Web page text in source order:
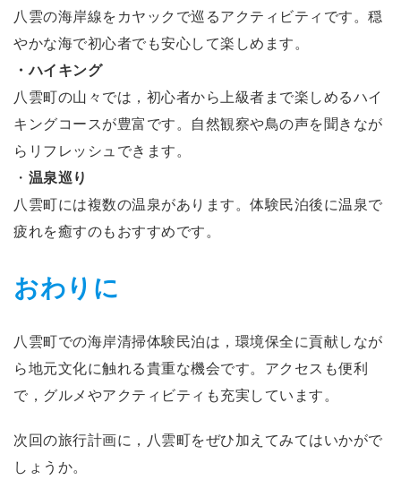
八雲の海岸線をカヤックで巡るアクティビティです。穏
やかな海で初心者でも安心して楽しめます。
・ハイキング
八雲町の山々では，初心者から上級者まで楽しめるハイ
キングコースが豊富です。自然観察や鳥の声を聞きなが
らリフレッシュできます。
・ 温泉巡り
八雲町には複数の温泉があります。体験民泊後に温泉で
疲れを癒すのもおすすめです。
おわりに
八雲町での海岸清掃体験民泊は，環境保全に貢献しなが
ら地元文化に触れる貴重な機会です。アクセスも便利
で，グルメやアクティビティも充実しています。
次回の旅行計画に，八雲町をぜひ加えてみてはいかがで
しょうか。